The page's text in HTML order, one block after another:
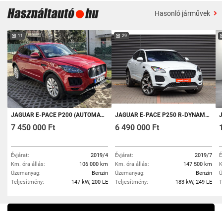
Hasonló járművek
11
JAGUAR E-PACE P200 (AUTOMATA)
7 450 000 Ft
Évjárat:
2019/4
Km. óra állás:
106 000 km
Üzemanyag:
Benzin
Teljesítmény:
147 kW, 200 LE
29
JAGUAR E-PACE P250 R-DYNAMIC SE (AUTOMATA) BŐRÜLÉS.PANORÁMATETŐ44 ÖSZKERÉKHAJTÁS..TOLATÓKAMERA.GARANTÁLT KM.AWD.SPORT CSOMA
6 490 000 Ft
Évjárat:
2019/7
Km. óra állás:
147 500 km
Üzemanyag:
Benzin
Teljesítmény:
183 kW, 249 LE